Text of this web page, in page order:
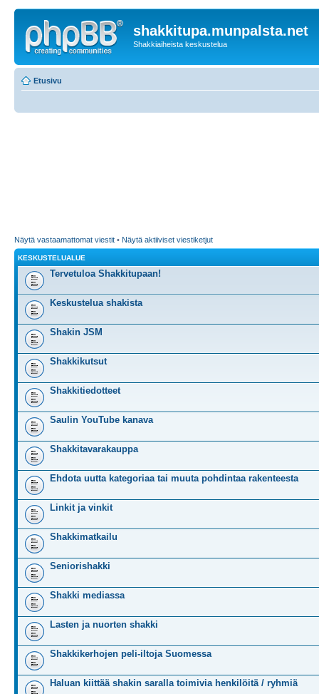
shakkitupa.munpalsta.net
Shakkiaiheista keskustelua
Etusivu
Näytä vastaamattomat viestit • Näytä aktiiviset viestiketjut
KESKUSTELUALUE
Tervetuloa Shakkitupaan!
Keskustelua shakista
Shakin JSM
Shakkikutsut
Shakkitiedotteet
Saulin YouTube kanava
Shakkitavarakauppa
Ehdota uutta kategoriaa tai muuta pohdintaa rakenteesta
Linkit ja vinkit
Shakkimatkailu
Seniorishakki
Shakki mediassa
Lasten ja nuorten shakki
Shakkikerhojen peli-iltoja Suomessa
Haluan kiittää shakin saralla toimivia henkilöitä / ryhmiä